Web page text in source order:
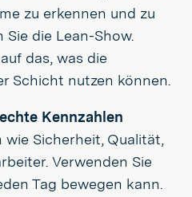
zu erkennen und zu
die Lean-Show.
das, was die
Schicht nutzen können.
Kennzahlen
Sicherheit, Qualität,
Verwenden Sie
Tag bewegen kann.